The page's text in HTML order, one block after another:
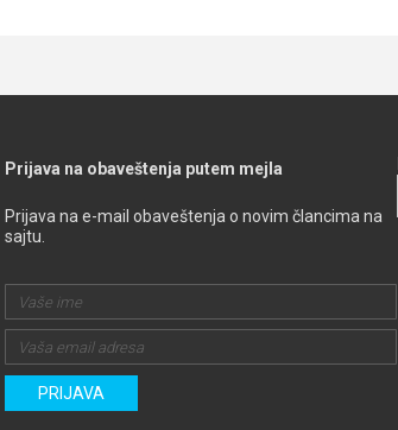
Prijava na obaveštenja putem mejla
Prijava na e-mail obaveštenja o novim člancima na
sajtu.